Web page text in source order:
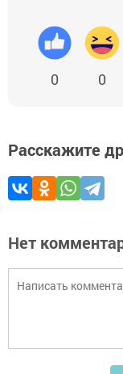
0 0
Расскажите
Нет